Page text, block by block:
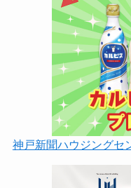
神戸新聞ハウジングセ